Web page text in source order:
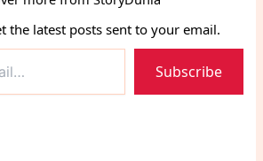
the latest posts sent to your email.
Subscribe